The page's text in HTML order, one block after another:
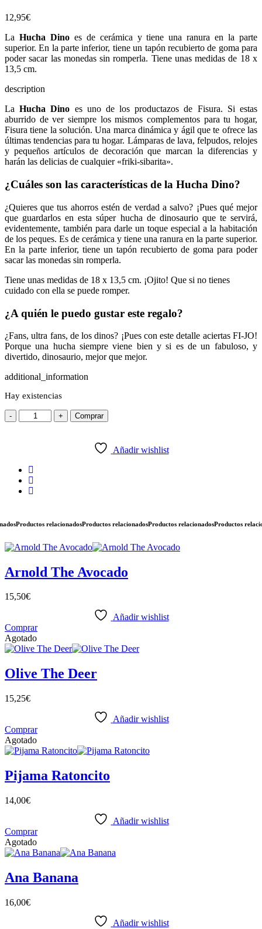
12,95€
La Hucha Dinoes de cerámica y tiene una ranura en la parte
superior. En la parte inferior, tiene un tapón recubierto de goma para
poder sacar las monedas sin romperla. Tiene unas medidas de 18 x
13,5 cm.
description
LaHucha Dino es uno de los productazos de Fisura. Si estas
aburrido de ver siempre los mismos complementos para tu hogar,
Fisura tiene la solución. Una marca dinámica y ágil que te ofrece las
últimas tendencias para tu hogar. Lámparas de lava, felpudos, relojes
y pequeños artículos de decoración que marcan la diferencias y
harán las delicias de cualquier «friki-sibarita».
¿Cuáles son las características de la Hucha Dino?
¿Quieres que tus ahorros estén de verdad a salvo? ¡Pues qué mejor
que guardarlos en esta súper hucha de dinosaurio que te servirá,
evidentemente, también para darle un toque especial a la habitación
de los peques. Es de cerámica y tiene una ranura en la parte superior.
En la parte inferior, tiene un tapón recubierto de goma para poder
sacar las monedas sin romperla.
Tiene unas medidas de 18 x 13,5 cm. ¡Ojito! Que si no tienes
cuidado con ella se puede romper.
¿A quién le puedo gustar este regalo?
¿Fans, ultra fans, de los dinos? ¡Pues con este detalle aciertas FI-JO!
Porque una hucha siempre viene bien y si es de un fabuloso, y
divertido, dinosaurio, mejor que mejor.
additional_information
Hay existencias
- + Comprar
Añadir wishlist
Productos relacionadosProductos relacionadosProductos relacionadosProductos
Arnold The Avocado
15,50€
Añadir wishlist
Comprar
Agotado
Olive The Deer
15,25€
Añadir wishlist
Comprar
Agotado
Pijama Ratoncito
14,00€
Añadir wishlist
Comprar
Agotado
Ana Banana
16,00€
Añadir wishlist